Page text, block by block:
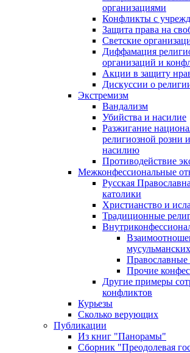
организациями
Конфликты с
Защита права на
Светские
Диффамация
организаций и
Акции в защиту
Дискуссии о
Экстремизм
Вандализм
Убийства и насилие
Разжигание
религиозной розни
насилию
Противодействие
Межконфессиональные
Русская
католики
Христианство и
Традиционные
Прочие
Другие примеры
конфликтов
Курьезы
Сколько верующих
Публикации
Из книг "Панорамы"
Сборник "Преодолевая